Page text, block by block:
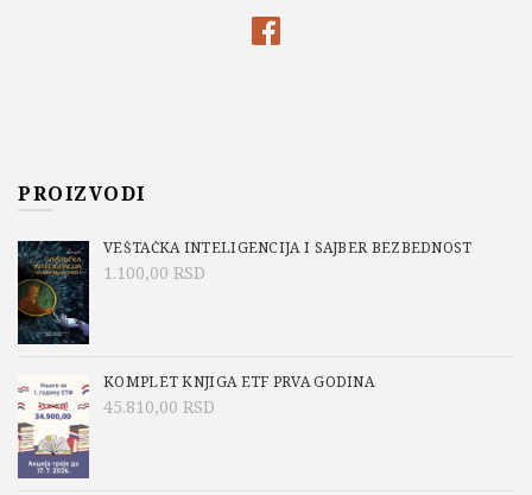
PROIZVODI
VEŠTAČKA INTELIGENCIJA I SAJBER BEZBEDNOST
1.100,00 RSD
KOMPLET KNJIGA ETF PRVA GODINA
45.810,00 RSD